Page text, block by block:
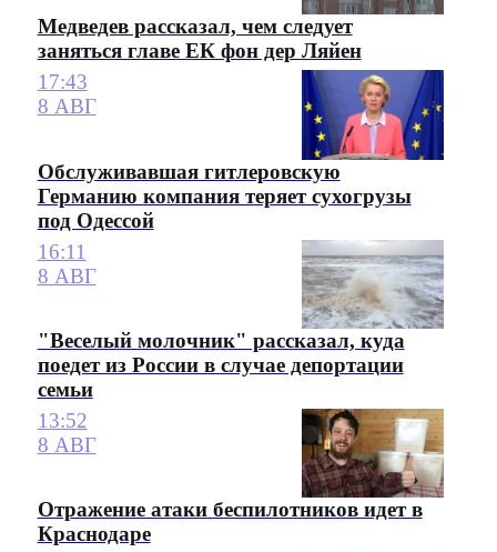
Медведев рассказал, чем следует
заняться главе ЕК фон дер Ляйен
17:43
8 АВГ
Обслуживавшая гитлеровскую
Германию компания теряет сухогрузы
под Одессой
16:11
8 АВГ
"Веселый молочник" рассказал, куда
поедет из России в случае депортации
семьи
13:52
8 АВГ
Отражение атаки беспилотников идет в
Краснодаре